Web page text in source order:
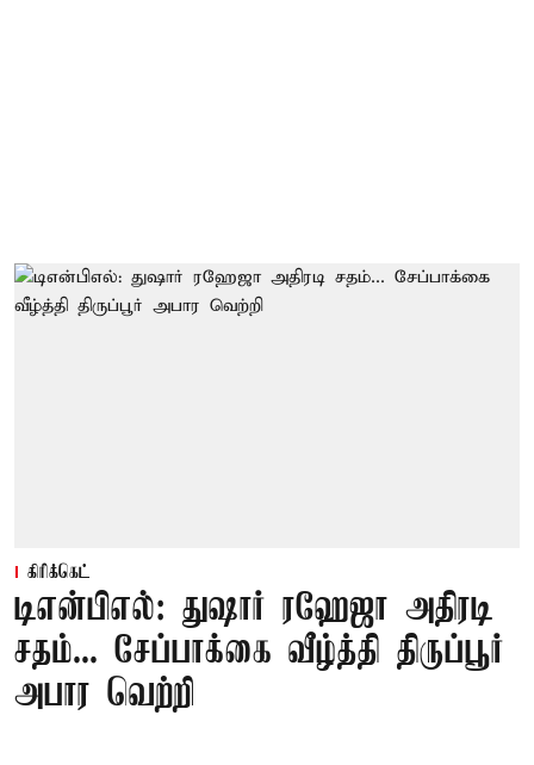
கிரிக்கெட்
டிஎன்பிஎல்: துஷார் ரஹேஜா அதிரடி
சதம்... சேப்பாக்கை வீழ்த்தி திருப்பூர்
அபார வெற்றி